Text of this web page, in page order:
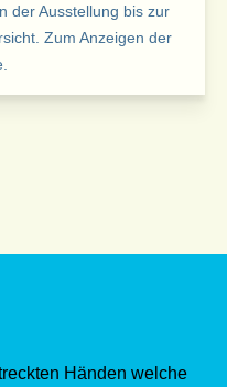
der Ausstellung bis zur
Zum Anzeigen der